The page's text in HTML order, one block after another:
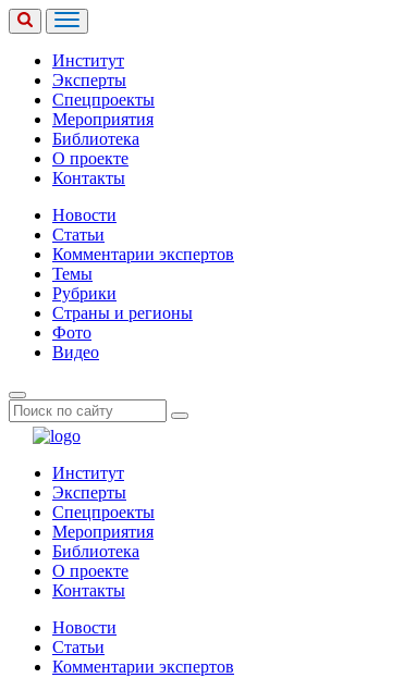
Институт
Эксперты
Спецпроекты
Мероприятия
Библиотека
О проекте
Контакты
Новости
Статьи
Комментарии экспертов
Темы
Рубрики
Страны и регионы
Фото
Видео
Институт
Эксперты
Спецпроекты
Мероприятия
Библиотека
О проекте
Контакты
Новости
Статьи
Комментарии экспертов